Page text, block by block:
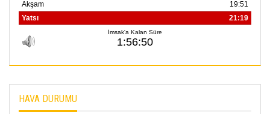
HAVA DURUMU